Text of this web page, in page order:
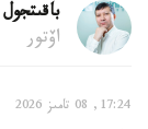
اۆتور
17:24, 08 تامىز 2026